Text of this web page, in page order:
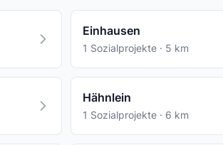
Einhausen
1 Sozialprojekte · 5 km
Hähnlein
1 Sozialprojekte · 6 km